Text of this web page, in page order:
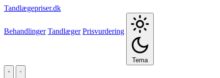
Tandlægepriser.dk
Behandlinger Tandlæger Prisvurdering
Tema